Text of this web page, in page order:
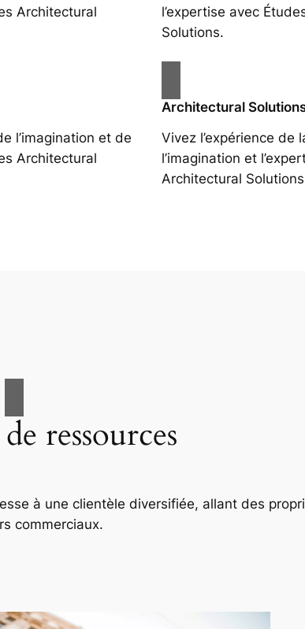
Architectural
l’expertise avec
Solutions.
l’imagination et de
Architectural
Architectural
Vivez l’expérience de
l’imagination et
Architectural
ressources
à une clientèle diversifiée, allant des
commerciaux.